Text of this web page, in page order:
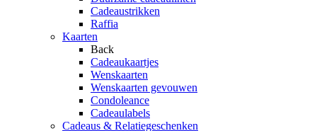
Cadeaustrikken
Raffia
Kaarten
Back
Cadeaukaartjes
Wenskaarten
Wenskaarten gevouwen
Condoleance
Cadeaulabels
Cadeaus & Relatiegeschenken